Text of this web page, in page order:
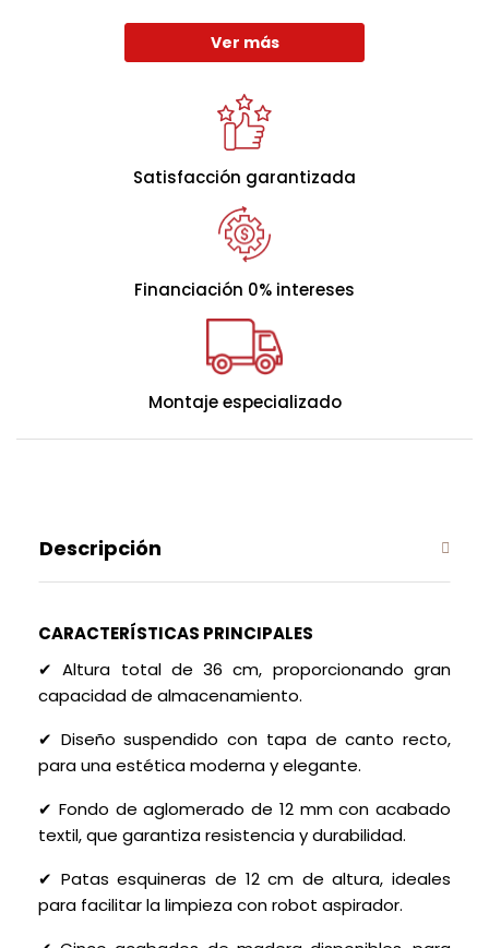
que también facilita su apertura, asegurando un uso
17cm.
Ver más
Satisfacción garantizada
Financiación 0% intereses
Montaje especializado
Descripción
CARACTERÍSTICAS PRINCIPALES
✔ Altura total de 36 cm, proporcionando gran
capacidad de almacenamiento.
✔ Diseño suspendido con tapa de canto recto,
para una estética moderna y elegante.
✔ Fondo de aglomerado de 12 mm con acabado
textil, que garantiza resistencia y durabilidad.
✔ Patas esquineras de 12 cm de altura, ideales
para facilitar la limpieza con robot aspirador.